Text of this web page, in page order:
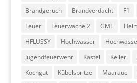
Brandgeruch
Brandverdacht F1
Feuer
Feuerwache 2 GMT
HFLUSSY
Hochwasser
Jugendfeuerwehr
Kastel Keller
Kochgut
Kübelspritze Maaraue